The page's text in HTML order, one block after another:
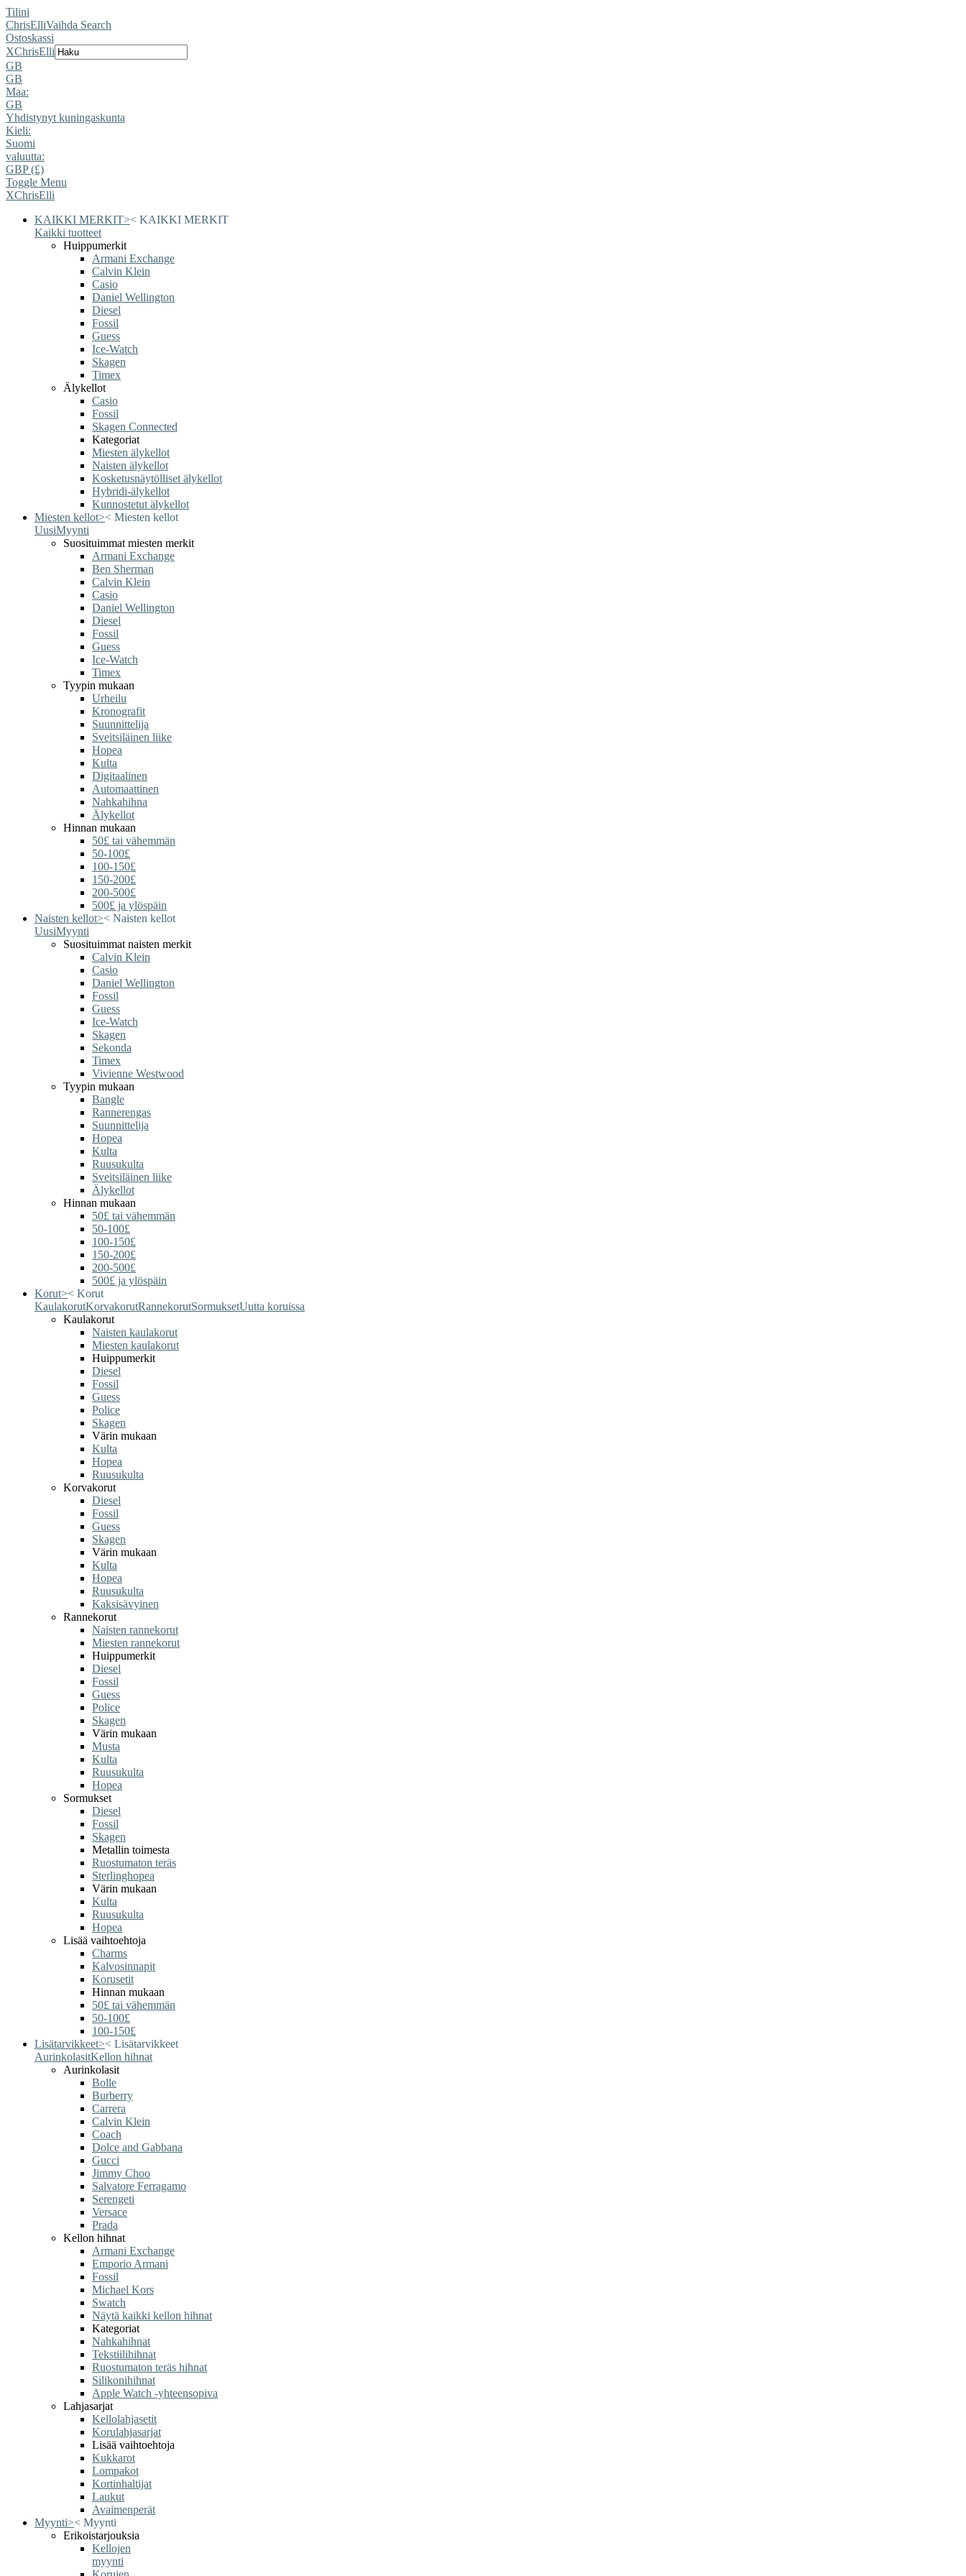
Tilini
ChrisElliVaihda Search
Ostoskassi
XChrisElli
GB
GB
Maa:
GB
Yhdistynyt kuningaskunta
Kieli:
Suomi
valuutta:
GBP (£)
Toggle Menu
XChrisElli
KAIKKI MERKIT>< KAIKKI MERKIT
Kaikki tuotteet
Huippumerkit
Armani Exchange
Calvin Klein
Casio
Daniel Wellington
Diesel
Fossil
Guess
Ice-Watch
Skagen
Timex
Älykellot
Casio
Fossil
Skagen Connected
Kategoriat
Miesten älykellot
Naisten älykellot
Kosketusnäytölliset älykellot
Hybridi-älykellot
Kunnostetut älykellot
Miesten kellot>< Miesten kellot
UusiMyynti
Suosituimmat miesten merkit
Armani Exchange
Ben Sherman
Calvin Klein
Casio
Daniel Wellington
Diesel
Fossil
Guess
Ice-Watch
Timex
Tyypin mukaan
Urheilu
Kronografit
Suunnittelija
Sveitsiläinen liike
Hopea
Kulta
Digitaalinen
Automaattinen
Nahkahihna
Älykellot
Hinnan mukaan
50£ tai vähemmän
50-100£
100-150£
150-200£
200-500£
500£ ja ylöspäin
Naisten kellot>< Naisten kellot
UusiMyynti
Suosituimmat naisten merkit
Calvin Klein
Casio
Daniel Wellington
Fossil
Guess
Ice-Watch
Skagen
Sekonda
Timex
Vivienne Westwood
Tyypin mukaan
Bangle
Rannerengas
Suunnittelija
Hopea
Kulta
Ruusukulta
Sveitsiläinen liike
Älykellot
Hinnan mukaan
50£ tai vähemmän
50-100£
100-150£
150-200£
200-500£
500£ ja ylöspäin
Korut>< Korut
KaulakorutKorvakorutRannekorutSormuksetUutta koruissa
Kaulakorut
Naisten kaulakorut
Miesten kaulakorut
Huippumerkit
Diesel
Fossil
Guess
Police
Skagen
Värin mukaan
Kulta
Hopea
Ruusukulta
Korvakorut
Diesel
Fossil
Guess
Skagen
Värin mukaan
Kulta
Hopea
Ruusukulta
Kaksisävyinen
Rannekorut
Naisten rannekorut
Miesten rannekorut
Huippumerkit
Diesel
Fossil
Guess
Police
Skagen
Värin mukaan
Musta
Kulta
Ruusukulta
Hopea
Sormukset
Diesel
Fossil
Skagen
Metallin toimesta
Ruostumaton teräs
Sterlinghopea
Värin mukaan
Kulta
Ruusukulta
Hopea
Lisää vaihtoehtoja
Charms
Kalvosinnapit
Korusetit
Hinnan mukaan
50£ tai vähemmän
50-100£
100-150£
Lisätarvikkeet>< Lisätarvikkeet
AurinkolasitKellon hihnat
Aurinkolasit
Bolle
Burberry
Carrera
Calvin Klein
Coach
Dolce and Gabbana
Gucci
Jimmy Choo
Salvatore Ferragamo
Serengeti
Versace
Prada
Kellon hihnat
Armani Exchange
Emporio Armani
Fossil
Michael Kors
Swatch
Näytä kaikki kellon hihnat
Kategoriat
Nahkahihnat
Tekstiilihihnat
Ruostumaton teräs hihnat
Silikonihihnat
Apple Watch -yhteensopiva
Lahjasarjat
Kellolahjasetit
Korulahjasarjat
Lisää vaihtoehtoja
Kukkarot
Lompakot
Kortinhaltijat
Laukut
Avaimenperät
Myynti>< Myynti
Erikoistarjouksia
Kellojen
myynti